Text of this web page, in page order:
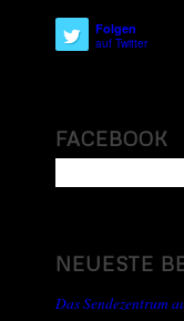
Folgen
auf Twitter
FACEBOOK
NEUESTE
Das Sendezentrum